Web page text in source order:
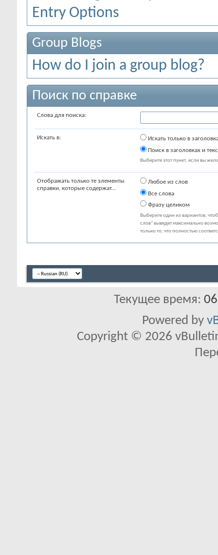
Entry Options
Group Blogs
How do I join a group blog?
Поиск по справке
Слова для поиска:
Искать в:
Искать только в
Поиск в заголовках и
Выберите этот пункт, если вы
Отображать только те элементы
справки, которые содержат...
Любое из слов
Все слова
Фразу целиком
Выберите один из вариантов,
слов" выведет максимально
только то, что полностью
Текущее время:
Powered by
Copyright © 2026